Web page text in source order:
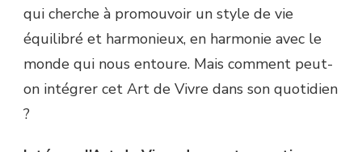
qui cherche à promouvoir un style de vie
équilibré et harmonieux, en harmonie avec le
monde qui nous entoure. Mais comment peut-
on intégrer cet Art de Vivre dans son quotidien
?